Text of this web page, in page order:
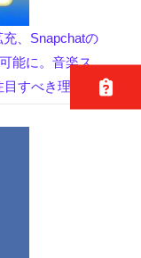
、Snapchatの
能に。音楽ス
すべき理由